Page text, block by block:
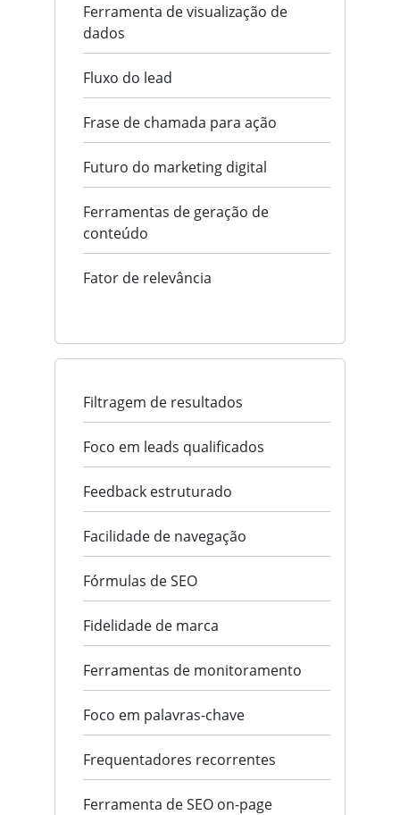
Ferramenta de visualização de
dados
Fluxo do lead
Frase de chamada para ação
Futuro do marketing digital
Ferramentas de geração de
conteúdo
Fator de relevância
Filtragem de resultados
Foco em leads qualificados
Feedback estruturado
Facilidade de navegação
Fórmulas de SEO
Fidelidade de marca
Ferramentas de monitoramento
Foco em palavras-chave
Frequentadores recorrentes
Ferramenta de SEO on-page